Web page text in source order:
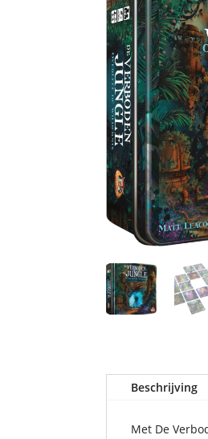
Beschrijving
Met De